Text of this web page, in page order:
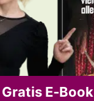
Gratis E‑Book